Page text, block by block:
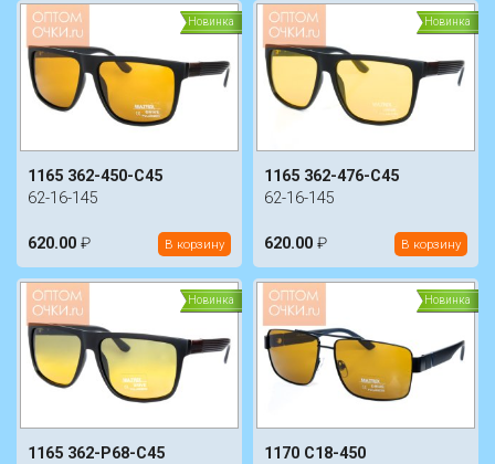
Новинка
1165 362-450-C45
62-16-145
620.00 ₽ В корзину
Новинка
1165 362-476-C45
62-16-145
620.00 ₽ В корзину
Новинка
1165 362-P68-C45
Новинка
1170 C18-450